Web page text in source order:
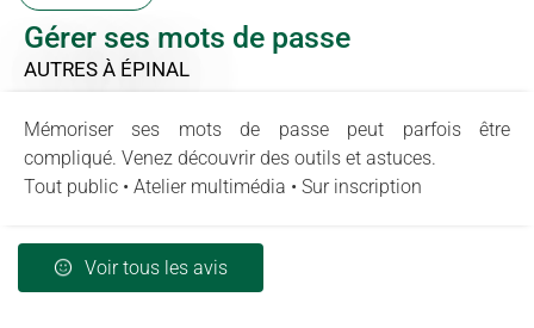
Gérer ses mots de passe
AUTRES À ÉPINAL
Mémoriser ses mots de passe peut parfois être
compliqué. Venez découvrir des outils et astuces.
Tout public • Atelier multimédia • Sur inscription
Voir tous les avis